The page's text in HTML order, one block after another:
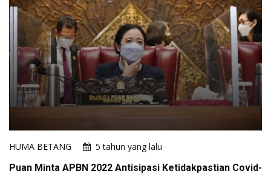
HUMA BETANG
5 tahun yang lalu
Puan Minta APBN 2022 Antisipasi Ketidakpastian Covid-